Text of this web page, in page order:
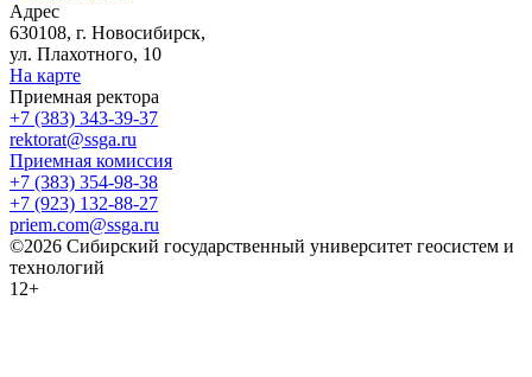
Адрес
630108, г. Новосибирск,
ул. Плахотного, 10
На карте
Приемная ректора
+7 (383) 343-39-37
rektorat@ssga.ru
Приемная комиссия
+7 (383) 354-98-38
+7 (923) 132-88-27
priem.com@ssga.ru
©2026 Сибирский государственный университет геосистем и
технологий
12+